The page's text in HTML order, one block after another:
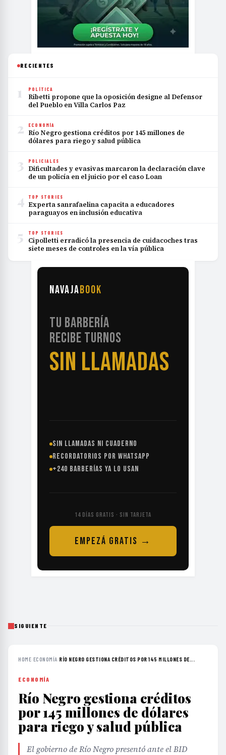
RECIENTES
1 POLÍTICA
Ribetti propone que la oposición designe al Defensor
del Pueblo en Villa Carlos Paz
2 ECONOMÍA
Río Negro gestiona créditos por 145 millones de
dólares para riego y salud pública
3 POLICIALES
Dificultades y evasivas marcaron la declaración clave
de un policía en el juicio por el caso Loan
4 TOP STORIES
Experta sanrafaelina capacita a educadores
paraguayos en inclusión educativa
5 TOP STORIES
Cipolletti erradicó la presencia de cuidacoches tras
siete meses de controles en la vía pública
NAVAJABOOK
TU BARBERÍA
RECIBE TURNOS
SIN LLAMADAS
SIN LLAMADAS NI CUADERNO
RECORDATORIOS POR WHATSAPP
+240 BARBERÍAS YA LO USAN
14 DÍAS GRATIS · SIN TARJETA
EMPEZÁ GRATIS →
SIGUIENTE
HOME›ECONOMÍA›RÍO NEGRO GESTIONA CRÉDITOS POR 145 MILLONES DE...
ECONOMÍA
Río Negro gestiona créditos
por 145 millones de dólares
para riego y salud pública
El gobierno de Río Negro presentó ante el BID